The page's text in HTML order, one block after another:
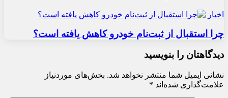
اخبار
چرا استقبال از ثبت‌نام خودرو کاهش یافته است؟
دیدگاهتان را بنویسید
نشانی ایمیل شما منتشر نخواهد شد. بخش‌های موردنیاز
علامت‌گذاری شده‌اند *